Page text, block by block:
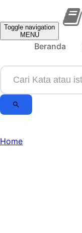
Toggle navigation
MENU
Beranda
Home